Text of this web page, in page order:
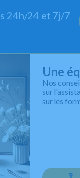
24h/24 et 7j/7
Une
Nos
sur
sur les